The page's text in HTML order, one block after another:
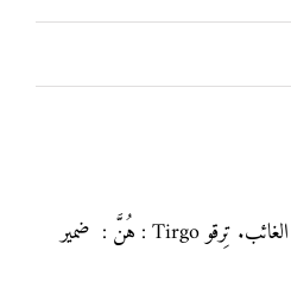
تِر Tir : هُمْ : ضمير جمع المذكر الغائب. تِرقو Tirgo : هُنَّ : ضمير